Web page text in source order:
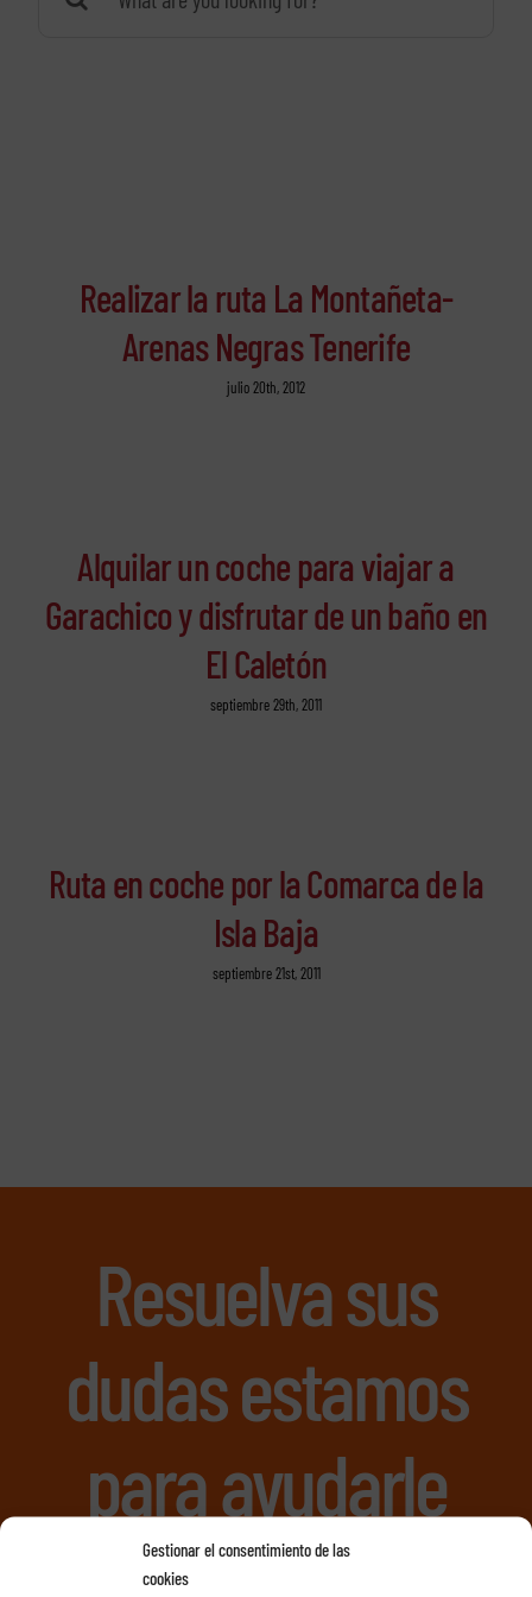
Gestionar el consentimiento de las
cookies
Realizar la ruta La Montañeta-
Arenas Negras Tenerife
julio 20th, 2012
Alquilar un coche para viajar a
Garachico y disfrutar de un baño en
El Caletón
septiembre 29th, 2011
Ruta en coche por la Comarca de la
Isla Baja
septiembre 21st, 2011
Resuelva sus
dudas estamos
para ayudarle